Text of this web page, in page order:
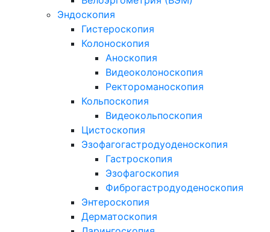
Эндоскопия
Гистероскопия
Колоноскопия
Аноскопия
Видеоколоноскопия
Ректороманоскопия
Кольпоскопия
Видеокольпоскопия
Цистоскопия
Эзофагогастродуоденоскопия
Гастроскопия
Эзофагоскопия
Фиброгастродуоденоскопия
Энтероскопия
Дерматоскопия